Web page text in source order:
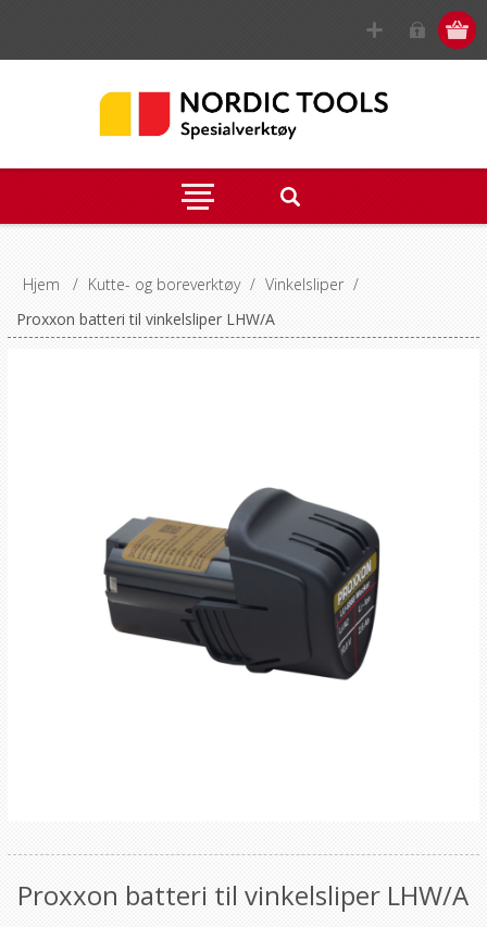
Hjem / Kutte- og boreverktøy / Vinkelsliper /
Proxxon batteri til vinkelsliper LHW/A
Proxxon batteri til vinkelsliper LHW/A